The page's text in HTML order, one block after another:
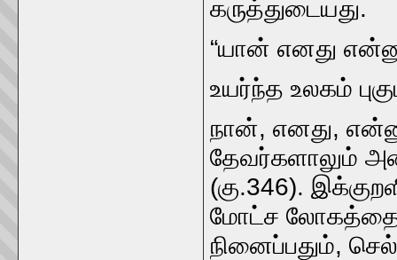
கருத்துடையது.
“யான்‌ எனது
உயர்ந்த உலகம்‌
நான்‌, எனது,
தேவர்களாலும்‌
(கு.346).
மோட்ச லோகத்தைக்‌
நினைப்பதும்‌,